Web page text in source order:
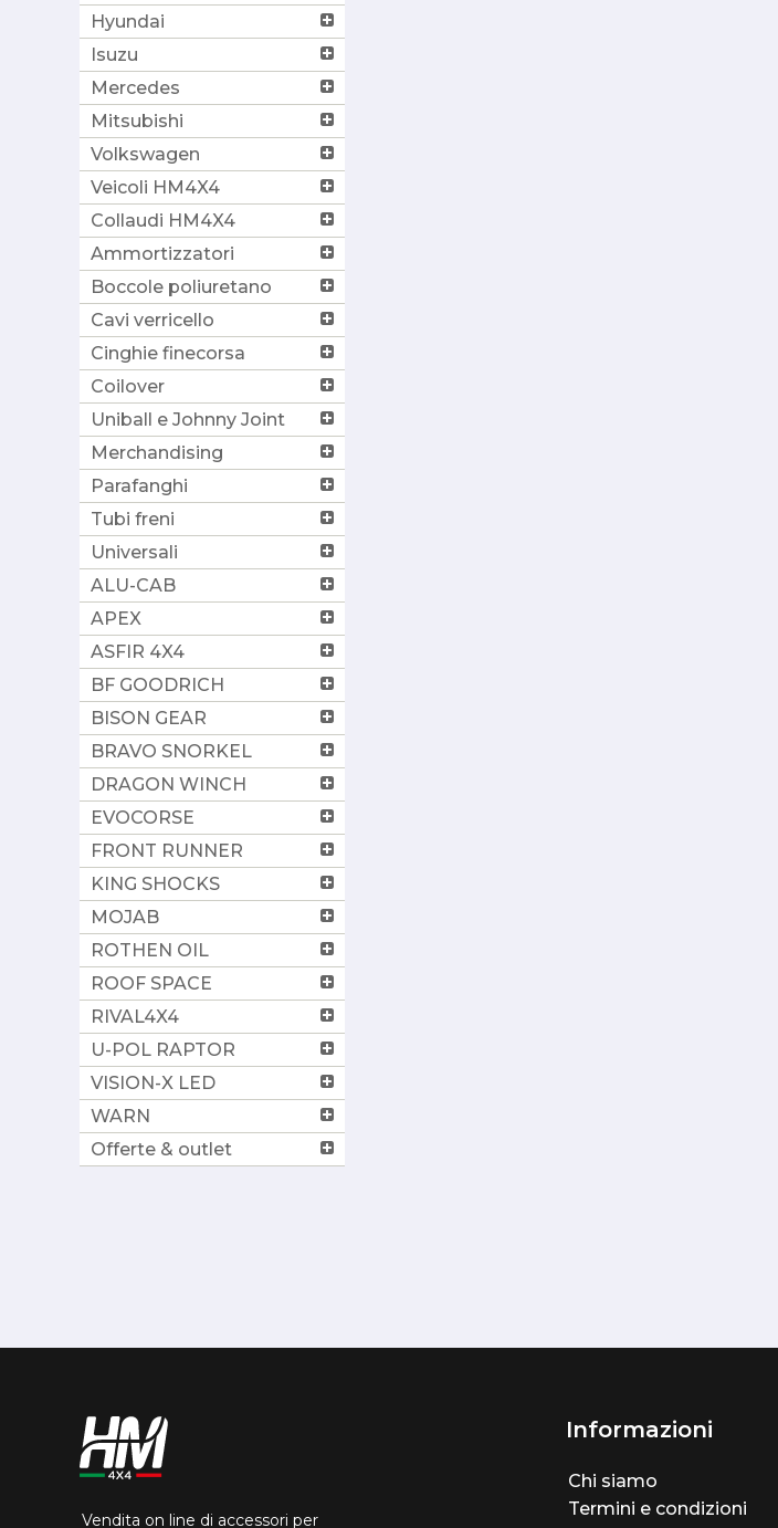
Hyundai
Isuzu
Mercedes
Mitsubishi
Volkswagen
Veicoli HM4X4
Collaudi HM4X4
Ammortizzatori
Boccole poliuretano
Cavi verricello
Cinghie finecorsa
Coilover
Uniball e Johnny Joint
Merchandising
Parafanghi
Tubi freni
Universali
ALU-CAB
APEX
ASFIR 4X4
BF GOODRICH
BISON GEAR
BRAVO SNORKEL
DRAGON WINCH
EVOCORSE
FRONT RUNNER
KING SHOCKS
MOJAB
ROTHEN OIL
ROOF SPACE
RIVAL4X4
U-POL RAPTOR
VISION-X LED
WARN
Offerte & outlet
Vendita on line di accessori per
Informazioni
Chi siamo
Termini e condizioni